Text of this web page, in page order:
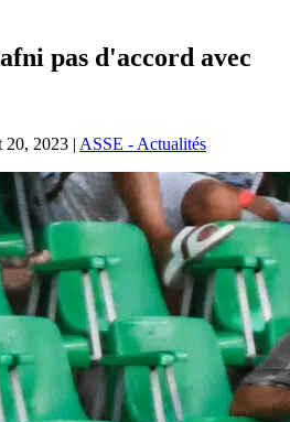
pas d'accord avec
20, 2023 | ASSE - Actualités